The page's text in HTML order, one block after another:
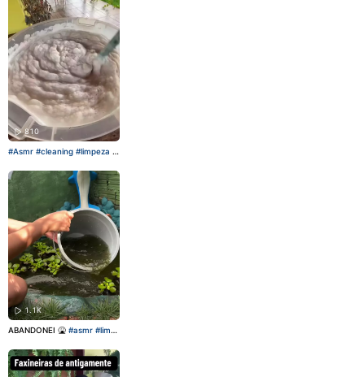
810
#Asmr #cleaning #limpeza #
1.1K
ABANDONEI 🤮#asmr #limp